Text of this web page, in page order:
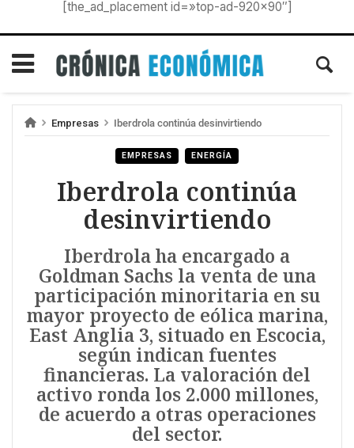
[the_ad_placement id=»top-ad-920×90″]
Empresas Iberdrola continúa desinvirtiendo
EMPRESAS ENERGÍA
Iberdrola continúa
desinvirtiendo
Iberdrola ha encargado a
Goldman Sachs la venta de una
participación minoritaria en su
mayor proyecto de eólica marina,
East Anglia 3, situado en Escocia,
según indican fuentes
financieras. La valoración del
activo ronda los 2.000 millones,
de acuerdo a otras operaciones
del sector.